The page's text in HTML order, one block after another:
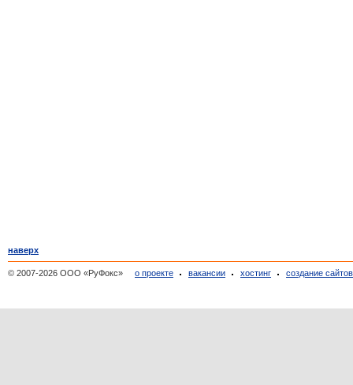
наверх
© 2007-2026 ООО «РуФокс» о проекте вакансии хостинг создание сайтов